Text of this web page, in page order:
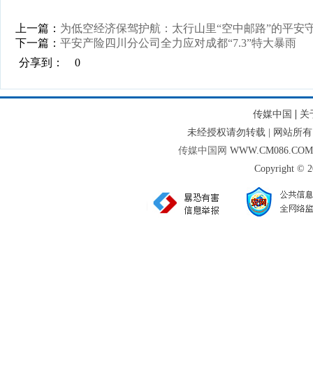
上一篇： 为低空经济保驾护航：太行山里“空中邮路”的平安
下一篇： 平安产险四川分公司全力应对成都“7.3”特大暴雨
分享到：
0
传媒中国 | 关
未经授权请勿转载 | 网站所
传媒中国网
Copyright ©